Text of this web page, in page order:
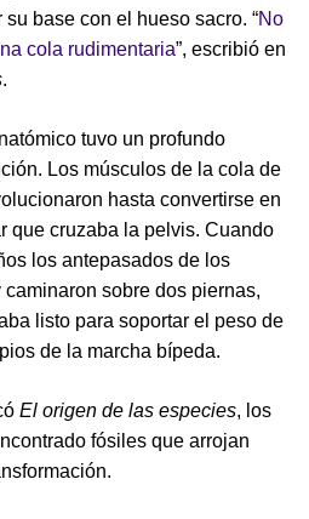
base con el hueso sacro. “No
cola rudimentaria”, escribió en
.
tuvo un profundo
Los músculos de la cola de
hasta convertirse en
que cruzaba la pelvis. Cuando
los antepasados de los
sobre dos piernas,
listo para soportar el peso de
de la marcha bípeda.
El origen de las especies, los
fósiles que arrojan